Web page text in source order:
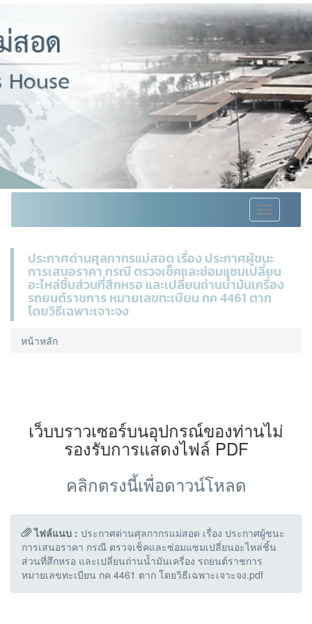
Toggle
navigation
ประกาศด่านศุลกากรแม่สอด เรื่อง ประกาศผู้ชนะ
การเสนอราคา กรณี ตรวจเช็คและซ่อมแซมเปลี่ยน
อะไหล่ชิ้นส่วนที่สึกหรอ และเปลี่ยนถ่านน้ำมันเครื่อง
รถยนต์ราชการ หมายเลขทะเบียน กค 4461 ตาก
โดยวิธีเฉพาะเจาะจง
หน้าหลัก
เว็บบราวเซอร์บนอุปกรณ์ของท่านไม่
รองรับการแสดงไฟล์ PDF
คลิกตรงนี้เพื่อดาวน์โหลด
ไฟล์แนบ : ประกาศด่านศุลกากรแม่สอด เรื่อง ประกาศผู้ชนะ
การเสนอราคา กรณี ตรวจเช็คและซ่อมแซมเปลี่ยนอะไหล่ชิ้น
ส่วนที่สึกหรอ และเปลี่ยนถ่านน้ำมันเครื่อง รถยนต์ราชการ
หมายเลขทะเบียน กค 4461 ตาก โดยวิธีเฉพาะเจาะจง.pdf